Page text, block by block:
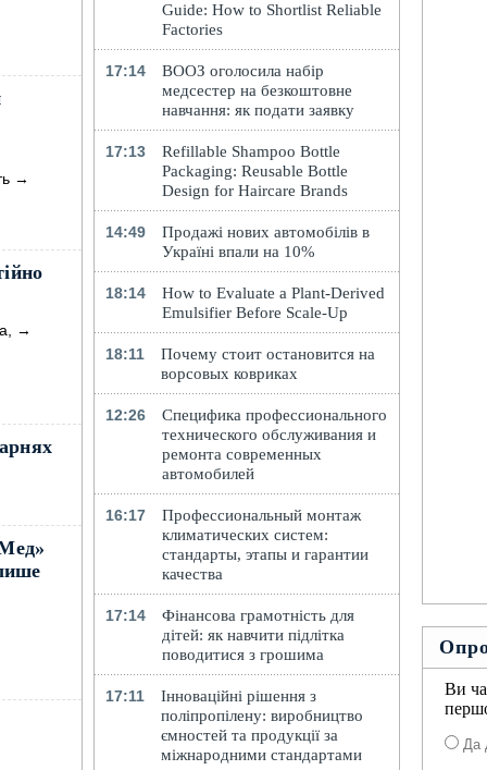
→
→
Guide: How to Shortlist Reliable
Factories
17:14
ВООЗ оголосила набір
медсестер на безкоштовне
навчання: як подати заявку
17:13
Refillable Shampoo Bottle
Packaging: Reusable Bottle
Design for Haircare Brands
14:49
Продажі нових автомобілів в
Україні впали на 10%
18:14
How to Evaluate a Plant-Derived
Emulsifier Before Scale-Up
18:11
Почему стоит остановится на
ворсовых ковриках
12:26
Специфика профессионального
технического обслуживания и
ремонта современных
автомобилей
16:17
Профессиональный монтаж
климатических систем:
стандарты, этапы и гарантии
качества
17:14
Фінансова грамотність для
дітей: як навчити підлітка
поводитися з грошима
17:11
Інноваційні рішення з
поліпропілену: виробництво
ємностей та продукції за
міжнародними стандартами
Ви
Да